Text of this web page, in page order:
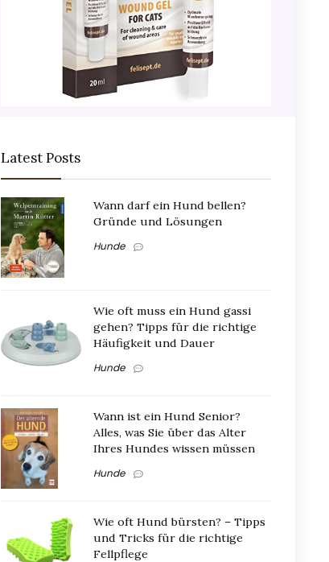
Latest Posts
Wann darf ein Hund bellen?
Gründe und Lösungen
Hunde
Wie oft muss ein Hund gassi
gehen? Tipps für die richtige
Häufigkeit und Dauer
Hunde
Wann ist ein Hund Senior?
Alles, was Sie über das Alter
Ihres Hundes wissen müssen
Hunde
Wie oft Hund bürsten? – Tipps
und Tricks für die richtige
Fellpflege